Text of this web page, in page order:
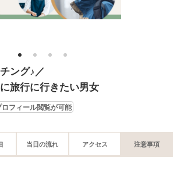
1 2 3 4
ング♪／
旅行に行きたい男女
ロフィール閲覧が可能
当日の流れ アクセス 注意事項